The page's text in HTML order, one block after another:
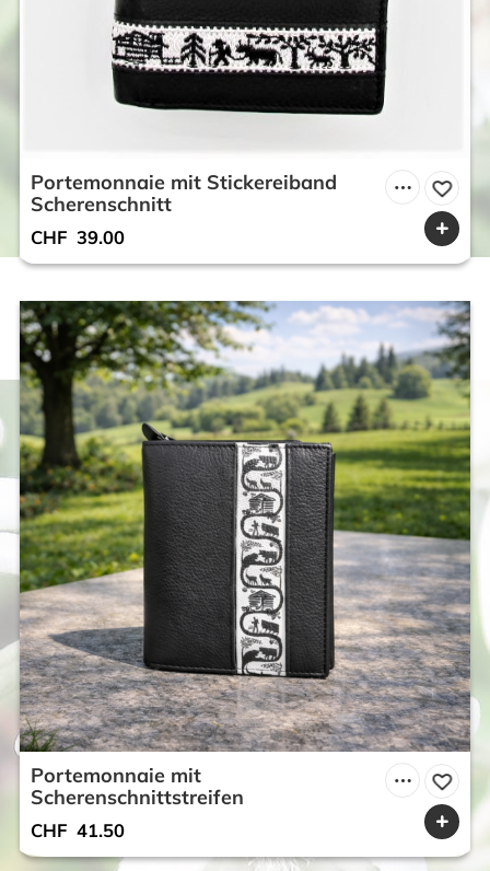
Portemonnaie mit Stickereiband
Scherenschnitt
CHF 39.00
Portemonnaie mit
Scherenschnittstreifen
CHF 41.50